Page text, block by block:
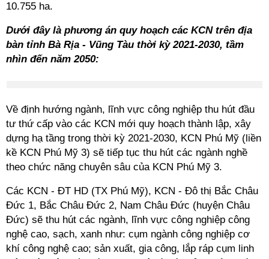
10.755 ha.
Dưới đây là phương án quy hoạch các KCN trên địa
bàn tỉnh Bà Rịa - Vũng Tàu thời kỳ 2021-2030, tầm
nhìn đến năm 2050:
Về định hướng ngành, lĩnh vực công nghiệp thu hút đầu
tư thứ cấp vào các KCN mới quy hoạch thành lập, xây
dựng hạ tầng trong thời kỳ 2021-2030, KCN Phú Mỹ (liền
kề KCN Phú Mỹ 3) sẽ tiếp tục thu hút các ngành nghề
theo chức năng chuyên sâu của KCN Phú Mỹ 3.
Các KCN - ĐT HD (TX Phú Mỹ), KCN - Đô thị Bắc Châu
Đức 1, Bắc Châu Đức 2, Nam Châu Đức (huyện Châu
Đức) sẽ thu hút các ngành, lĩnh vực công nghiệp công
nghệ cao, sạch, xanh như: cụm ngành công nghiệp cơ
khí công nghệ cao; sản xuất, gia công, lắp ráp cụm linh